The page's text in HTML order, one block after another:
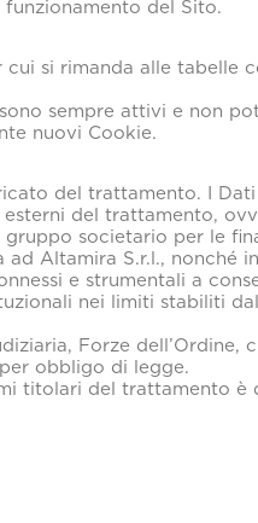
del Sito.
si rimanda alle tabelle
sempre attivi e non
nuovi Cookie.
del trattamento. I
del trattamento,
societario per le
Altamira S.r.l., nonché
e strumentali a
nei limiti stabiliti
Forze dell’Ordine,
obbligo di legge.
titolari del trattamento è